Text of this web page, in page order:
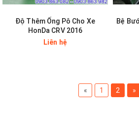
Độ Thêm Ống Pô Cho Xe
HonDa CRV 2016
Liên hệ
Bệ
« 1 2 »